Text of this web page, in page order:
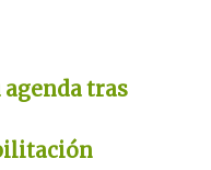
tras